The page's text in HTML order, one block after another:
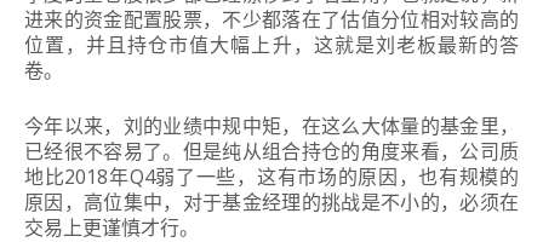
进来的资金配置股票，不少都落在了估值分位相对较高的
位置，并且持仓市值大幅上升，这就是刘老板最新的答
卷。
今年以来，刘的业绩中规中矩，在这么大体量的基金里，
已经很不容易了。但是纯从组合持仓的角度来看，公司质
地比2018年Q4弱了一些，这有市场的原因，也有规模的
原因，高位集中，对于基金经理的挑战是不小的，必须在
交易上更谨慎才行。